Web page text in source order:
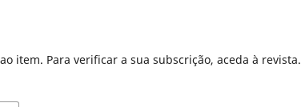
item. Para verificar a sua subscrição, aceda à revista.